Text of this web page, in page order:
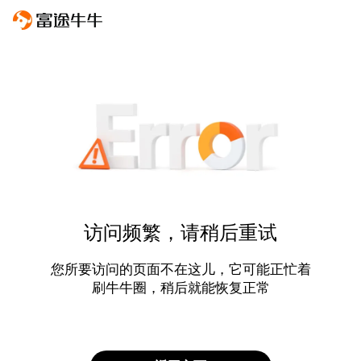
访问频繁，请稍后重试
您所要访问的页面不在这儿，它可能正忙着
刷牛牛圈，稍后就能恢复正常